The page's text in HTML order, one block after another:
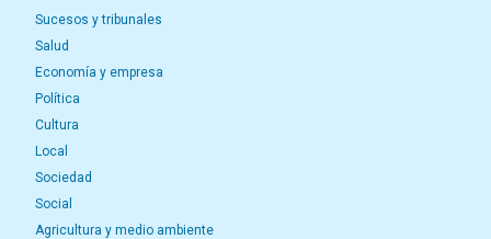
Sucesos y tribunales
Salud
Economía y empresa
Política
Cultura
Local
Sociedad
Social
Agricultura y medio ambiente